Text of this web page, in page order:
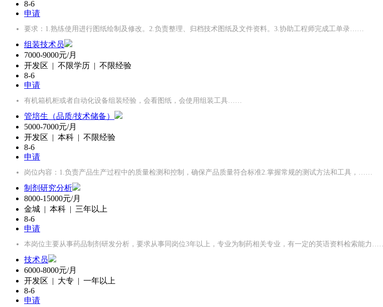
8-6
申请
要求：1.熟练使用进行图纸绘制及修改。2.负责整理、归档技术图纸及文件资料。3.协助工程师完成工单录……
组装技术员
7000-9000元/月
开发区 | 不限学历 | 不限经验
8-6
申请
有机箱机柜或者自动化设备组装经验，会看图纸，会使用组装工具……
管培生（品质/技术储备）
5000-7000元/月
开发区 | 本科 | 不限经验
8-6
申请
岗位内容：1.负责产品生产过程中的质量检测和控制，确保产品质量符合标准2.掌握常规的测试方法和工具，……
制剂研究分析
8000-15000元/月
金城 | 本科 | 三年以上
8-6
申请
本岗位主要从事药品制剂研发分析，要求从事同岗位3年以上，专业为制药相关专业，有一定的英语资料检索能力……
技术员
6000-8000元/月
开发区 | 大专 | 一年以上
8-6
申请